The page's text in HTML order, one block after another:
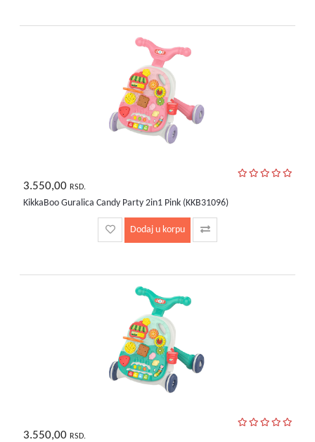
3.550,00 RSD.
KikkaBoo Guralica Candy Party 2in1 Pink (KKB31096)
Dodaj u korpu
3.550,00 RSD.